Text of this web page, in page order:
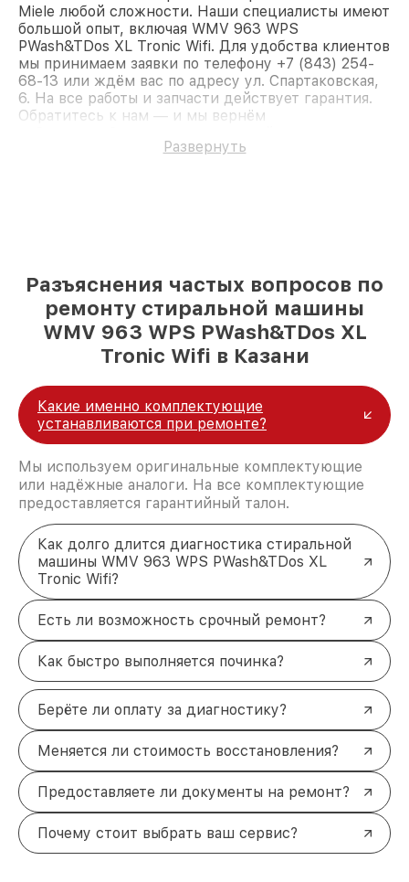
Miele любой сложности. Наши специалисты имеют
большой опыт, включая WMV 963 WPS
PWash&TDos XL Tronic Wifi. Для удобства клиентов
мы принимаем заявки по телефону +7 (843) 254-
68-13 или ждём вас по адресу ул. Спартаковская,
6. На все работы и запчасти действует гарантия.
Обратитесь к нам — и мы вернём
Развернуть
Разъяснения частых вопросов по
ремонту стиральной машины
WMV 963 WPS PWash&TDos XL
Tronic Wifi в Казани
Какие именно комплектующие
устанавливаются при ремонте?
Мы используем оригинальные комплектующие
или надёжные аналоги. На все комплектующие
предоставляется гарантийный талон.
Как долго длится диагностика стиральной
машины WMV 963 WPS PWash&TDos XL
Tronic Wifi?
Есть ли возможность срочный ремонт?
Как быстро выполняется починка?
Берёте ли оплату за диагностику?
Меняется ли стоимость восстановления?
Предоставляете ли документы на ремонт?
Почему стоит выбрать ваш сервис?